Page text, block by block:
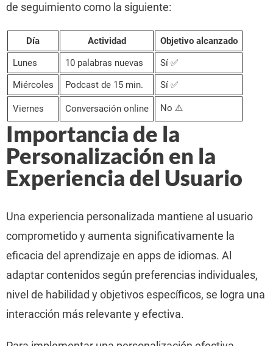
de seguimiento como la siguiente:
Día Actividad
Objetivo alcanzado
Lunes
10 palabras nuevas
Sí ✅
Miércoles
Podcast de 15 min. Sí ✅
Viernes Conversación online No ⚠️
Importancia de la
Personalización en la
Experiencia del Usuario
Una experiencia personalizada mantiene al usuario
comprometido y aumenta significativamente la
eficacia del aprendizaje en apps de idiomas. Al
adaptar contenidos según preferencias individuales,
nivel de habilidad y objetivos específicos, se logra una
interacción más relevante y efectiva.